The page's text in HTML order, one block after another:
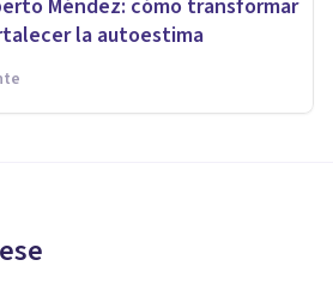
Méndez: cómo transformar
la autoestima